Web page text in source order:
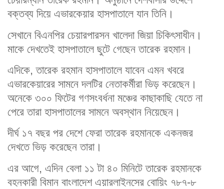
বক্তব্য দিয়ে এভারকেয়ার হাসপাতালে যান তিনি।
সেখানে বিএনপির চেয়ারপারসন খালেদা জিয়া চিকিৎসাধীন।
মাকে দেখতেই হাসপাতালে ছুটে গেছেন তারেক রহমান।
এদিকে, তারেক রহমান হাসপাতালে যাবেন এমন খবরে
এভারকেয়ারের সামনে দলটির নেতাকর্মীরা ভিড় করেছেন।
অনেকে ৩০০ ফিটের গণসংবর্ধনা মঞ্চের কাছাকাছি যেতে না
পেরে তারা হাসপাতালের সামনে অবস্থান নিয়েছেন।
দীর্ঘ ১৭ বছর পর দেশে ফেরা তারেক রহমানকে একনজর
দেখতে ভিড় করেছেন তারা।
এর আগে, এদিন বেলা ১১ টা ৪০ মিনিটে তারেক রহমানকে
বহনকারী বিমান বাংলাদেশ এয়ারলাইনসের বোয়িং ৭৮৭-৮